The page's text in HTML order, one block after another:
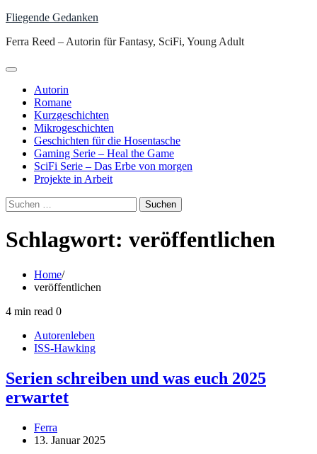
Skip
content
Fliegende Gedanken
Ferra Reed – Autorin für Fantasy, SciFi, Young Adult
Autorin
Romane
Kurzgeschichten
Mikrogeschichten
Geschichten für die Hosentasche
Gaming Serie – Heal the Game
SciFi Serie – Das Erbe von morgen
Projekte in Arbeit
Suchen
nach:
Schlagwort: veröffentlichen
Home
veröffentlichen
4 min read 0
Autorenleben
ISS-Hawking
Serien schreiben und was euch 2025
erwartet
Ferra
13. Januar 2025